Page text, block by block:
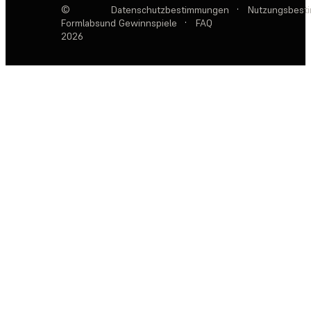
©
Formlabs
2026
Datenschutzbestimmungen ·
und Gewinnspiele
· FAQ